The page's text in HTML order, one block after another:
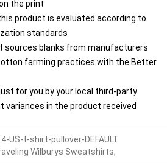
the print
product is evaluated according to
standards
sources blanks from manufacturers
farming practices with the Better
for you by your local third-party
variances in the product received
US-t-shirt-pullover-DEFAULT
Wilburys Sweatshirts,